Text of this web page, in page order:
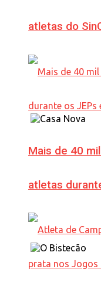
atletas do
Mais de 40
atletas